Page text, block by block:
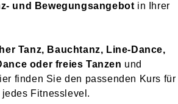
und Bewegungsangebot in Ihrer
Tanz, Bauchtanz, Line-Dance,
oder freies Tanzen und
finden Sie den passenden Kurs für
Fitnesslevel.